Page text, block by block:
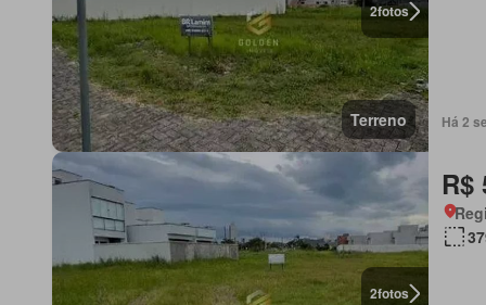
2fotos
Terreno Há 2
2fotos
R$